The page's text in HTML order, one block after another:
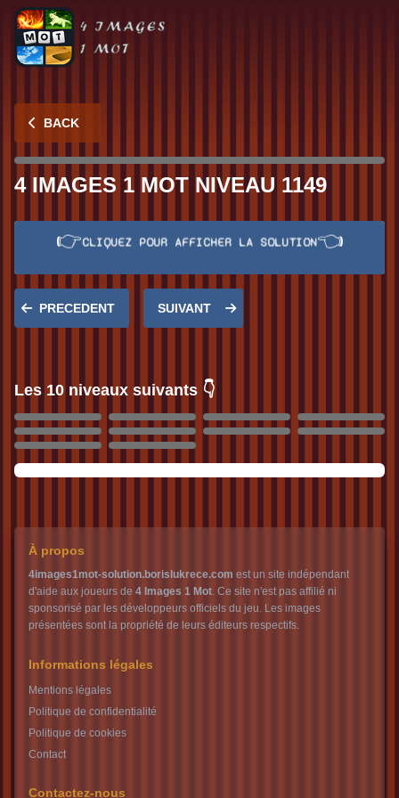
BACK
4 IMAGES 1 MOT NIVEAU 1149
Réponse:EXEMPLE
👉CLIQUEZ POUR AFFICHER LA SOLUTION👈
PRECEDENT SUIVANT
Les 10 niveaux suivants 👇
1154
1155 1156
1157
1158
1159
À propos
4images1mot-solution.borislukrece.com est un site indépendant
d'aide aux joueurs de 4 Images 1 Mot. Ce site n'est pas affilié ni
sponsorisé par les développeurs officiels du jeu. Les images
présentées sont la propriété de leurs éditeurs respectifs.
Informations légales
Mentions légales
Politique de confidentialité
Politique de cookies
Contact
Contactez-nous